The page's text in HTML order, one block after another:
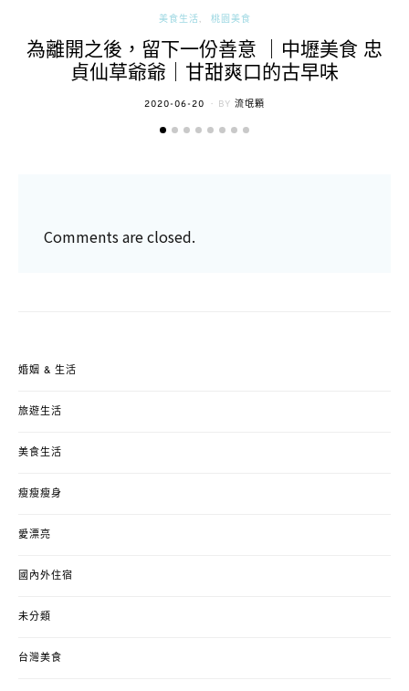
美食生活 桃園美食
為離開之後，留下一份善意 ｜中壢美食 忠
貞仙草爺爺｜甘甜爽口的古早味
POSTED
2020-06-20 BY 流氓顆
Comments are closed.
婚姻 & 生活
旅遊生活
美食生活
瘦瘦瘦身
愛漂亮
國內外住宿
未分類
台灣美食